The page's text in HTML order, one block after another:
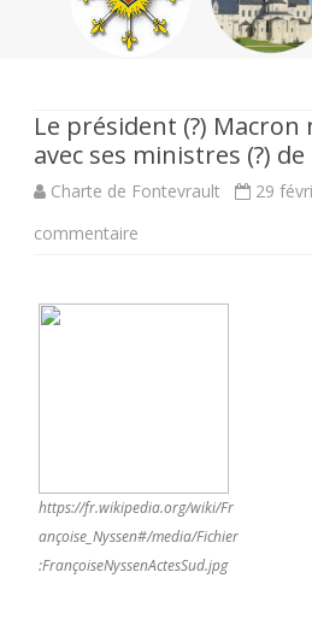
Le président (?) Macron
avec ses ministres (?)
Charte de Fontevrault 29
commentaire
de
chance
https://fr.wikipedia.org/wiki/Fr
ançoise_Nyssen#/media/Fichier
:FrançoiseNyssenActesSud.jpg